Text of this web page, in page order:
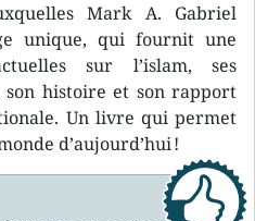
Mark A. Gabriel
unique, qui fournit une
sur l’islam, ses
son histoire et son rapport
Un livre qui permet
d’aujourd’hui !